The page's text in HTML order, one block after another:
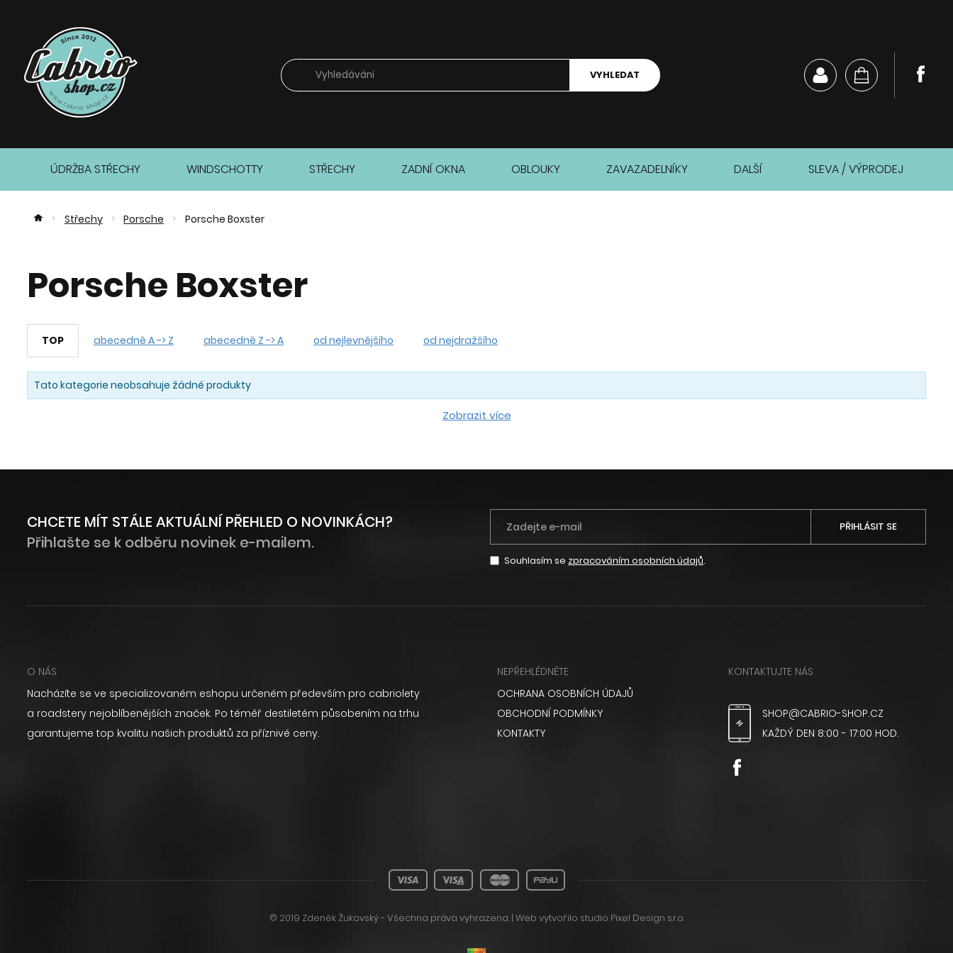
VYHLEDAT
ÚDRŽBA STŘECHY WINDSCHOTTY STŘECHY ZADNÍ OKNA OBLOUKY ZAVAZADELNÍKY DALŠÍ SLEVA / VÝPRODEJ
> Střechy > Porsche > Porsche Boxster
Porsche Boxster
TOP abecedně A -> Z abecedně Z -> A od nejlevnějšího od nejdražšího
Tato kategorie neobsahuje žádné produkty
Zobrazit více
CHCETE MÍT STÁLE AKTUÁLNÍ PŘEHLED O NOVINKÁCH?
Přihlašte se k odběru novinek e-mailem.
PŘIHLÁSIT SE
Souhlasím se zpracováním osobních údajů.
O NÁS
Nacházíte se ve specializovaném eshopu určeném především pro cabriolety
a roadstery nejoblíbenějších značek. Po téměř destiletém působením na trhu
garantujeme top kvalitu našich produktů za příznivé ceny.
NEPŘEHLÉDNĚTE
OCHRANA OSOBNÍCH ÚDAJŮ
OBCHODNÍ PODMÍNKY
KONTAKTY
KONTAKTUJTE NÁS
SHOP@CABRIO-SHOP.CZ
KAŽDÝ DEN 8:00 - 17:00 HOD.
© 2019 Zdeněk Žukovský - Všechna práva vyhrazena. | Web vytvořilo studio Pixel Design s.r.o.